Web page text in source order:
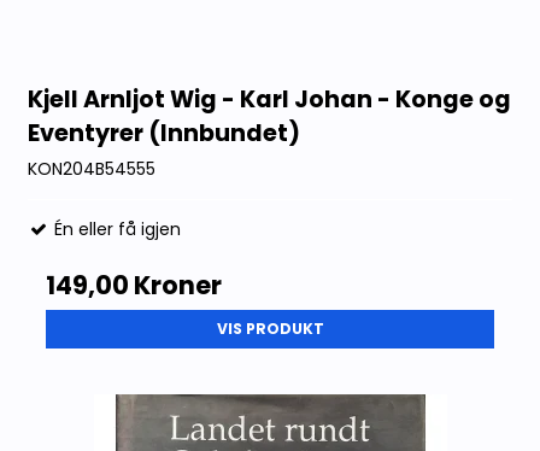
Kjell Arnljot Wig - Karl Johan - Konge og
Eventyrer (Innbundet)
KON204B54555
Én eller få igjen
149,00 Kroner
VIS PRODUKT